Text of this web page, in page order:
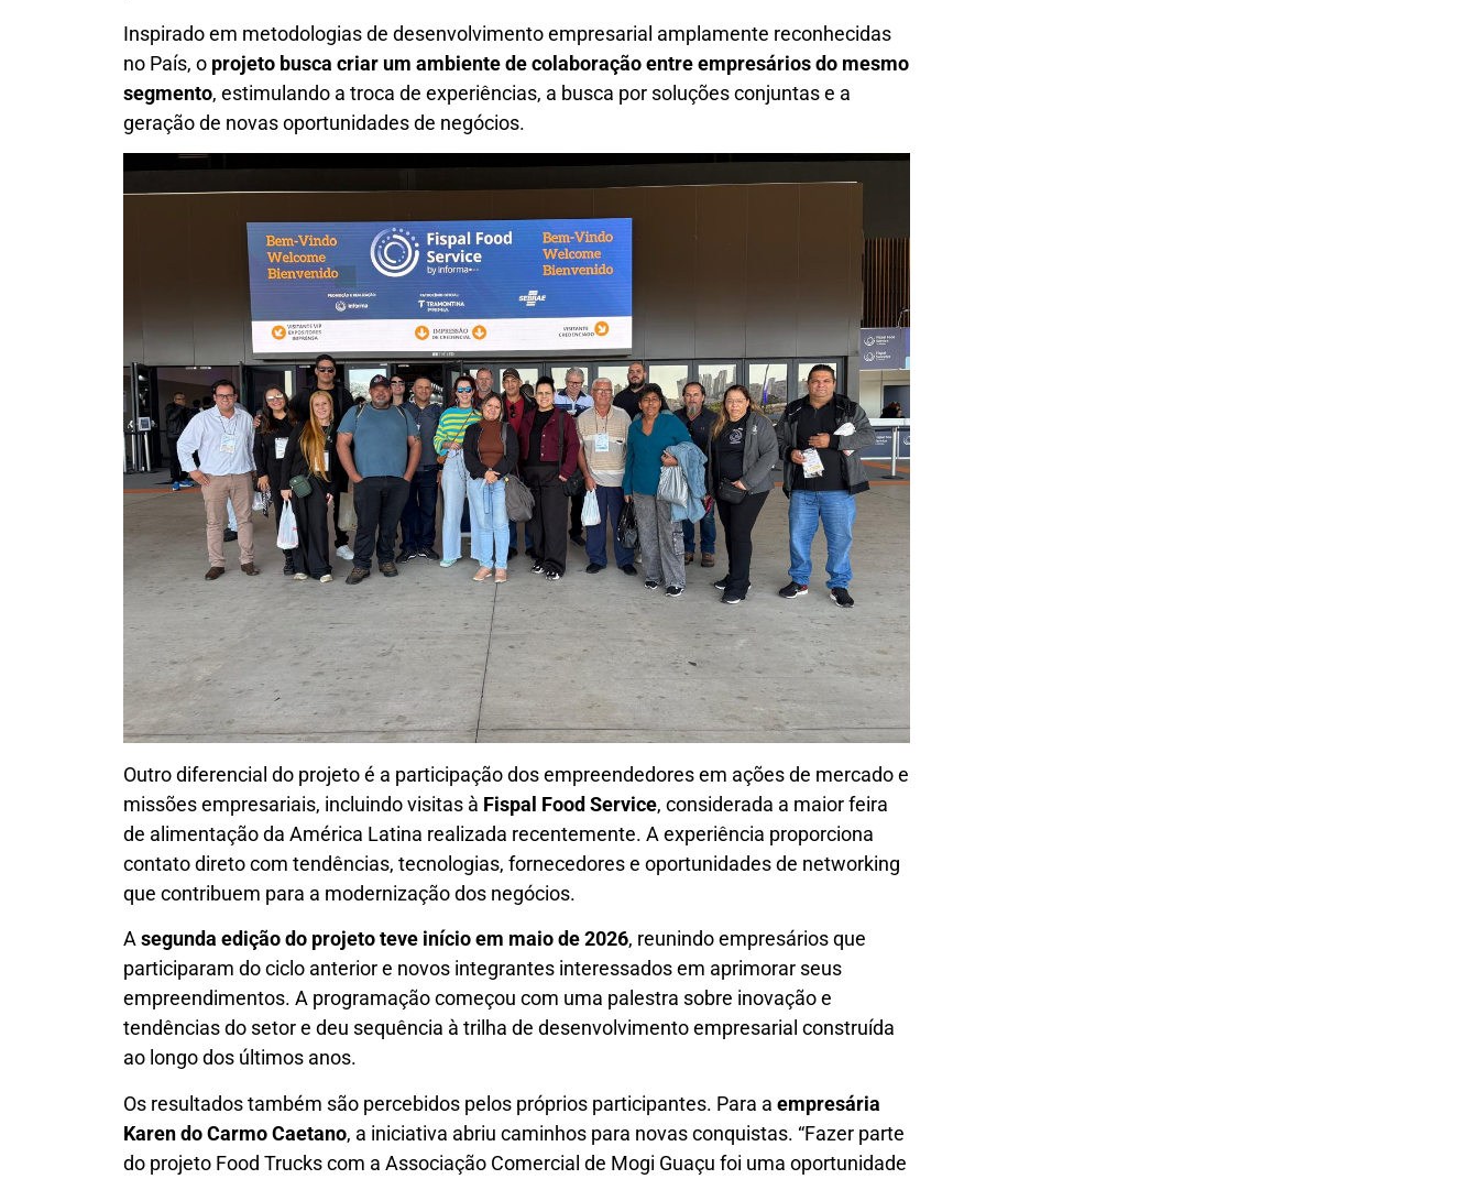
Inspirado em metodologias de desenvolvimento empresarial amplamente reconhecidas
no País, o projeto busca criar um ambiente de colaboração entre empresários do mesmo
segmento, estimulando a troca de experiências, a busca por soluções conjuntas e a
geração de novas oportunidades de negócios.
Outro diferencial do projeto é a participação dos empreendedores em ações de mercado e
missões empresariais, incluindo visitas à Fispal Food Service, considerada a maior feira
de alimentação da América Latina realizada recentemente. A experiência proporciona
contato direto com tendências, tecnologias, fornecedores e oportunidades de networking
que contribuem para a modernização dos negócios.
Asegunda edição do projeto teve início em maio de 2026, reunindo empresários que
participaram do ciclo anterior e novos integrantes interessados em aprimorar seus
empreendimentos. A programação começou com uma palestra sobre inovação e
tendências do setor e deu sequência à trilha de desenvolvimento empresarial construída
ao longo dos últimos anos.
Os resultados também são percebidos pelos próprios participantes. Para a empresária
Karen do Carmo Caetano, a iniciativa abriu caminhos para novas conquistas. “Fazer parte
do projeto Food Trucks com a Associação Comercial de Mogi Guaçu foi uma oportunidade